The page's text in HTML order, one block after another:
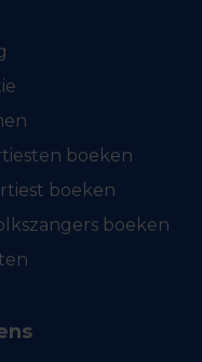
boeken
boeken
boeken